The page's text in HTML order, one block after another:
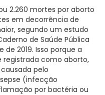
2.260 mortes por aborto
em decorrência de
segundo um estudo
de Saúde Pública
2019. Isso porque a
como aborto,
pelo
(infecção
por bactéria ou